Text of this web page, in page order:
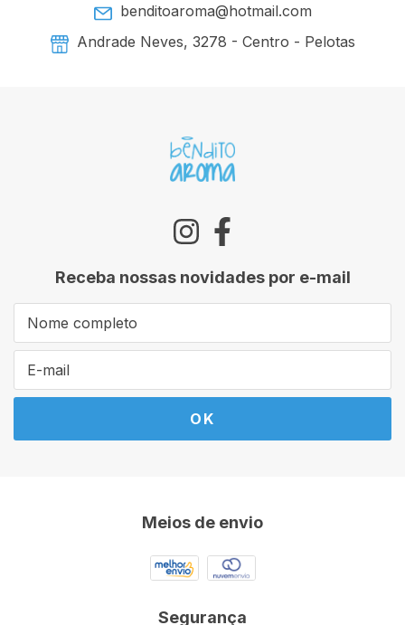
benditoaroma@hotmail.com
Andrade Neves, 3278 - Centro - Pelotas
Receba nossas novidades por e-mail
Meios de envio
Segurança